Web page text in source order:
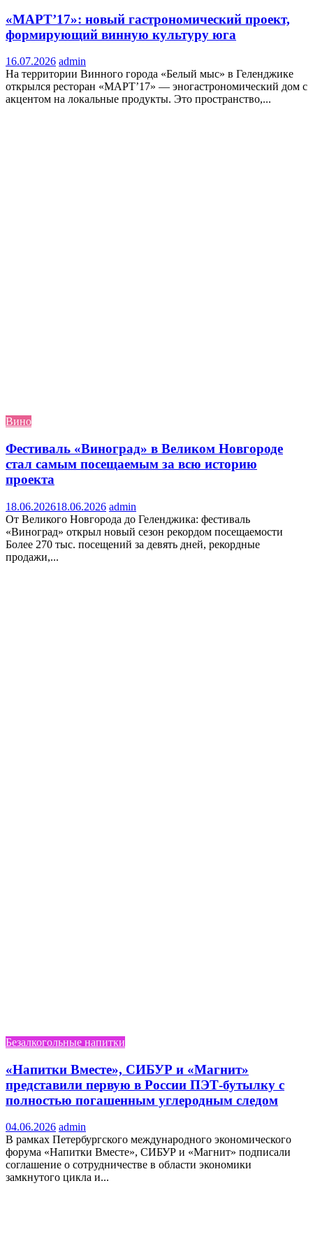
«МАРТ’17»: новый гастрономический проект,
формирующий винную культуру юга
16.07.2026 admin
На территории Винного города «Белый мыс» в Геленджике
открылся ресторан «МАРТ’17» — эногастрономический дом с
акцентом на локальные продукты. Это пространство,...
Вино
Фестиваль «Виноград» в Великом Новгороде
стал самым посещаемым за всю историю
проекта
18.06.202618.06.2026 admin
От Великого Новгорода до Геленджика: фестиваль
«Виноград» открыл новый сезон рекордом посещаемости
Более 270 тыс. посещений за девять дней, рекордные
продажи,...
Безалкогольные напитки
«Напитки Вместе», СИБУР и «Магнит»
представили первую в России ПЭТ-бутылку с
полностью погашенным углеродным следом
04.06.2026 admin
В рамках Петербургского международного экономического
форума «Напитки Вместе», СИБУР и «Магнит» подписали
соглашение о сотрудничестве в области экономики
замкнутого цикла и...